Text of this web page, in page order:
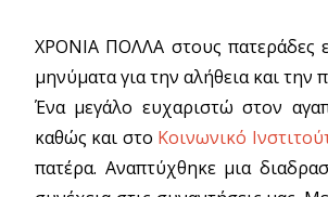
ΧΡΟΝΙΑ ΠΟΛΛΑ στους πατεράδες
μηνύματα για την αλήθεια και την
Ένα μεγάλο ευχαριστώ στον
καθώς και στο Κοινωνικό
πατέρα. Αναπτύχθηκε μια